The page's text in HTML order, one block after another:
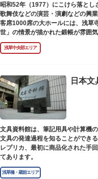
昭和52年（1977）にこけら落と
歌舞伎などの演芸・演劇などの興
客席1000席の大ホールには、浅草
世」の情景が描かれた鍛帳が雰囲
浅草中央部エリア
日本文
文具資料館は、筆記用具や計算機
文具の発達過程を知ることができ
レプリカ、最初に商品化された手
てあります。
浅草橋・蔵前エリア